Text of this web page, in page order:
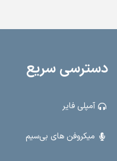
دسترسی سریع
آمپلی فایر
میکروفن های بی‌سیم